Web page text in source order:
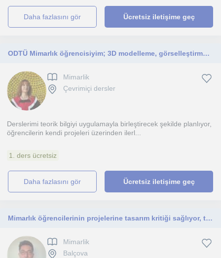
daha fazlasını gör Ücretsiz iletişime geç
ODTÜ Mimarlık öğrencisiyim; 3D modelleme, görselleştirme, mimari sunum programları ve İngilizce dersleri veriyorum.
Mimarlik
Çevrimiçi dersler
Derslerimi teorik bilgiyi uygulamayla birleştirecek şekilde planlıyor,
öğrencilerin kendi projeleri üzerinden ilerl...
1. ders ücretsiz
daha fazlasını gör Ücretsiz iletişime geç
Mimarlık öğrencilerinin projelerine tasarım kritiği sağlıyor, teknik detay ve uygulama konularında profesyonel destek veriyorum.
Mimarlik
Balçova